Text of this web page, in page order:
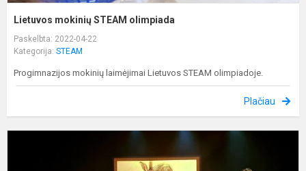
Lietuvos mokinių STEAM olimpiada
Paskelbta: 2022-04-22
Kategorija: STEAM
Progimnazijos mokinių laimėjimai Lietuvos STEAM olimpiadoje.
Plačiau